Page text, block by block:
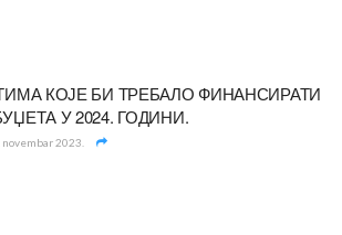
КОЈЕ БИ ТРЕБАЛО ФИНАНСИРАТИ
У 2024. ГОДИНИ.
novembar 2023.